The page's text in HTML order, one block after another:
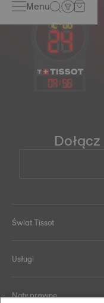
Menu
09:56
Świat Tissot
Usługi
Noty prawne